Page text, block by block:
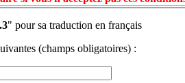
" pour sa traduction en français
(champs obligatoires) :